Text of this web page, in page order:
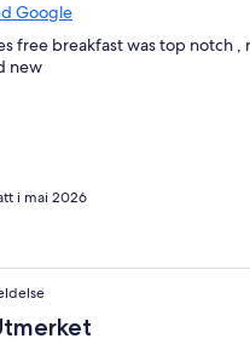
Google
free breakfast was top notch ,
new
i mai 2026